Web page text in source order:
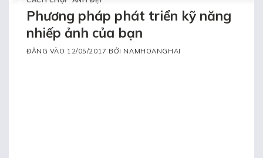
Phương pháp phát triển kỹ năng
nhiếp ảnh của bạn
ĐĂNG VÀO 12/05/2017 BỞI NAMHOANGHAI